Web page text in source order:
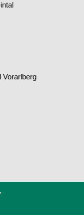
Vorarlberg